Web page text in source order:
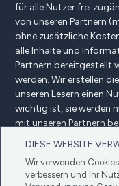
DIESE WEBSITE
Wir verwenden
verbessern und Ihr
für alle Nutzer frei
von unseren Partnern
ohne zusätzliche
alle Inhalte und
Partnern bereitgestellt
werden. Wir erstellen
unseren Lesern einen
wichtig ist, sie werden
mit unseren Partnern